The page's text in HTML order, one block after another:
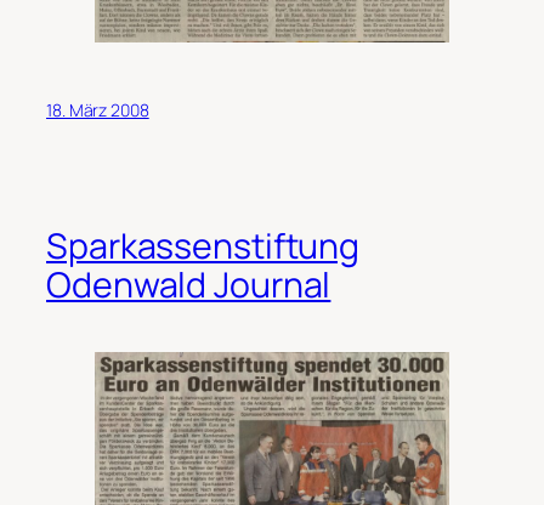
18. März 2008
Sparkassenstiftung
Odenwald Journal